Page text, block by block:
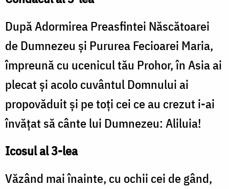
După Adormirea Preasfintei Născătoarei
de Dumnezeu şi Pururea Fecioarei Maria,
împreună cu ucenicul tău Prohor, în Asia ai
plecat şi acolo cuvântul Domnului ai
propovăduit şi pe toţi cei ce au crezut i-ai
învăţat să cânte lui Dumnezeu: Aliluia!
Icosul al 3-lea
Văzând mai înainte, cu ochii cei de gând,